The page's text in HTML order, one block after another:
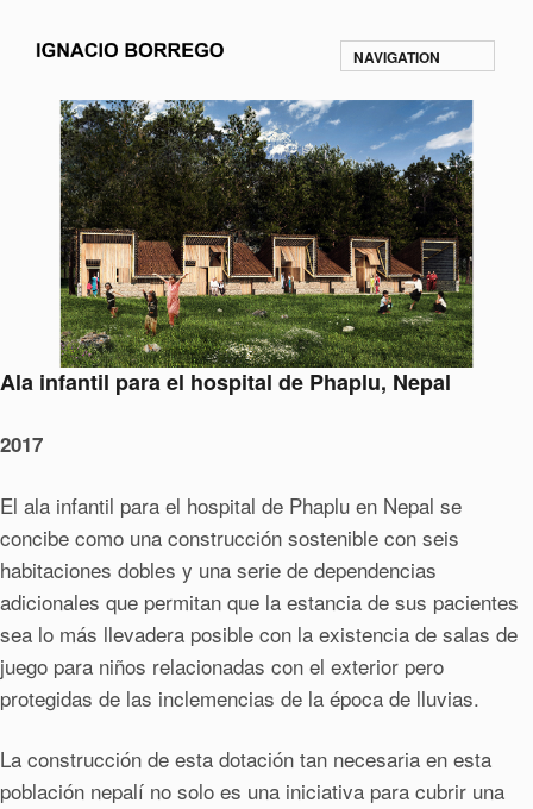
NAVIGATION
Ala infantil para el hospital de Phaplu, Nepal
2017
El ala infantil para el hospital de Phaplu en Nepal se
concibe como una construcción sostenible con seis
habitaciones dobles y una serie de dependencias
adicionales que permitan que la estancia de sus pacientes
sea lo más llevadera posible con la existencia de salas de
juego para niños relacionadas con el exterior pero
protegidas de las inclemencias de la época de lluvias.
La construcción de esta dotación tan necesaria en esta
población nepalí no solo es una iniciativa para cubrir una